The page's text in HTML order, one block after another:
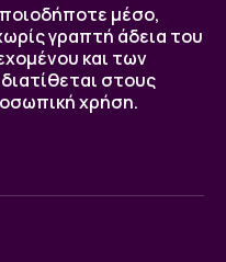
μέσο,
γραπτή άδεια του
και των
στους
χρήση.